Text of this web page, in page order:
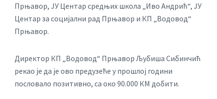
Прњавор, ЈУ Центар средњих школа „Иво Андрић“, ЈУ
Центар за социјални рад Прњавор и КП „Водовод“
Прњавор.
Директор КП „Водовод“ Прњавор Љубиша Сибинчић
рекао је да је ово предузеће у прошлој години
пословало позитивно, са око 90.000 КМ добити.